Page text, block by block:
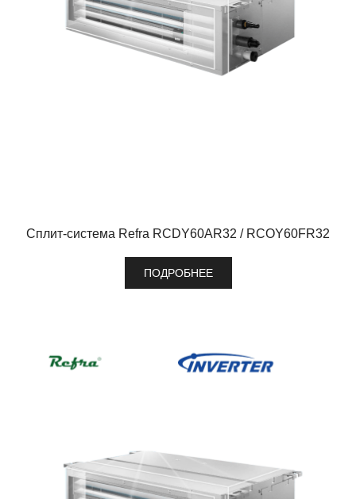
Сплит-система Refra RCDY60AR32 / RCOY60FR32
ПОДРОБНЕЕ